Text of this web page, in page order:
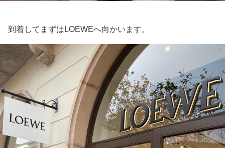
到着してまずはLOEWEへ向かいます。